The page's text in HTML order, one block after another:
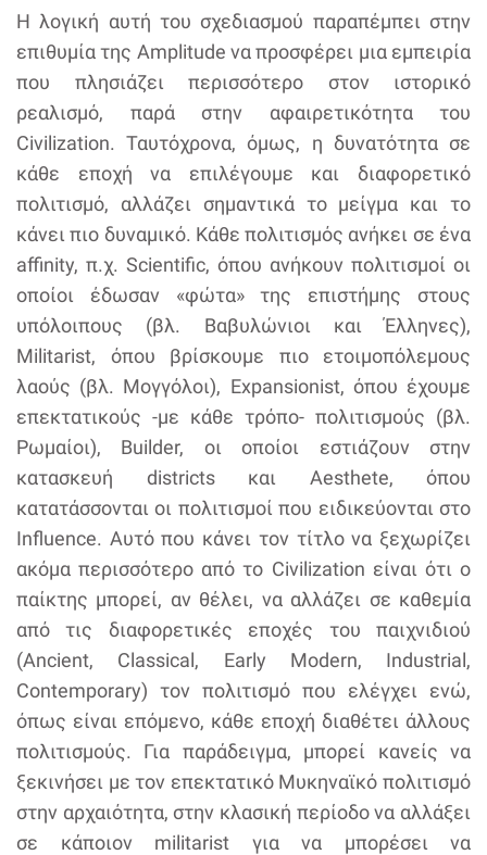
Η λογική αυτή του σχεδιασμού παραπέμπει στην
επιθυμία της Amplitude να προσφέρει μια εμπειρία
που πλησιάζει περισσότερο στον ιστορικό
ρεαλισμό, παρά στην αφαιρετικότητα του
Civilization. Ταυτόχρονα, όμως, η δυνατότητα σε
κάθε εποχή να επιλέγουμε και διαφορετικό
πολιτισμό, αλλάζει σημαντικά το μείγμα και το
κάνει πιο δυναμικό. Κάθε πολιτισμός ανήκει σε ένα
affinity, π.χ. Scientific, όπου ανήκουν πολιτισμοί οι
οποίοι έδωσαν «φώτα» της επιστήμης στους
υπόλοιπους (βλ. Βαβυλώνιοι και Έλληνες),
Militarist, όπου βρίσκουμε πιο ετοιμοπόλεμους
λαούς (βλ. Μογγόλοι), Expansionist, όπου έχουμε
επεκτατικούς -με κάθε τρόπο- πολιτισμούς (βλ.
Ρωμαίοι), Builder, οι οποίοι εστιάζουν στην
κατασκευή districts και Aesthete, όπου
κατατάσσονται οι πολιτισμοί που ειδικεύονται στο
Influence. Αυτό που κάνει τον τίτλο να ξεχωρίζει
ακόμα περισσότερο από το Civilization είναι ότι ο
παίκτης μπορεί, αν θέλει, να αλλάζει σε καθεμία
από τις διαφορετικές εποχές του παιχνιδιού
(Ancient, Classical, Early Modern, Industrial,
Contemporary) τον πολιτισμό που ελέγχει ενώ,
όπως είναι επόμενο, κάθε εποχή διαθέτει άλλους
πολιτισμούς. Για παράδειγμα, μπορεί κανείς να
ξεκινήσει με τον επεκτατικό Μυκηναϊκό πολιτισμό
στην αρχαιότητα, στην κλασική περίοδο να αλλάξει
σε κάποιον militarist για να μπορέσει να